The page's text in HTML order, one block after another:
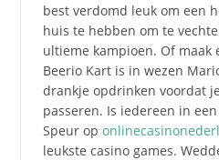
best verdomd leuk om een
huis te hebben om te
ultieme kampioen. Of maak
Beerio Kart is in wezen
drankje opdrinken voordat
passeren. Is iedereen in
Speur op
leukste casino games.